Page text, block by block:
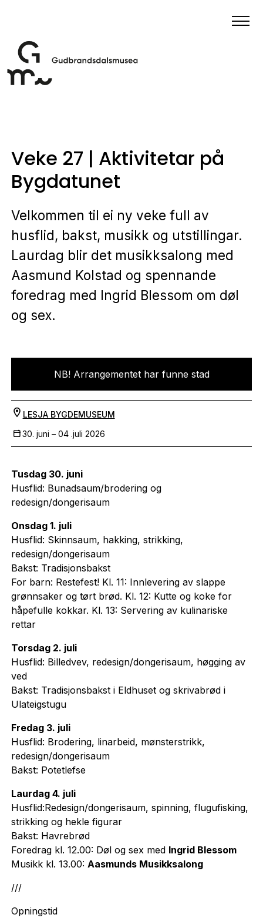
Veke 27 | Aktivitetar på
Bygdatunet
Velkommen til ei ny veke full av
husflid, bakst, musikk og utstillingar.
Laurdag blir det musikksalong med
Aasmund Kolstad og spennande
foredrag med Ingrid Blessom om døl
og sex.
NB! Arrangementet har funne stad
LESJA BYGDEMUSEUM
30. juni – 04 .juli 2026
Tusdag 30. juni
Husflid: Bunadsaum/brodering og
redesign/dongerisaum
Onsdag 1. juli
Husflid: Skinnsaum, hakking, strikking,
redesign/dongerisaum
Bakst: Tradisjonsbakst
For barn: Restefest! Kl. 11: Innlevering av slappe
grønnsaker og tørt brød. Kl. 12: Kutte og koke for
håpefulle kokkar. Kl. 13: Servering av kulinariske
rettar
Torsdag 2. juli
Husflid: Billedvev, redesign/dongerisaum, høgging av
ved
Bakst: Tradisjonsbakst i Eldhuset og skrivabrød i
Ulateigstugu
Fredag 3. juli
Husflid: Brodering, linarbeid, mønsterstrikk,
redesign/dongerisaum
Bakst: Potetlefse
Laurdag 4. juli
Husflid:Redesign/dongerisaum, spinning, flugufisking,
strikking og hekle figurar
Bakst: Havrebrød
Foredrag kl. 12.00: Døl og sex med Ingrid Blessom
Musikk kl. 13.00: Aasmunds Musikksalong
///
Opningstid